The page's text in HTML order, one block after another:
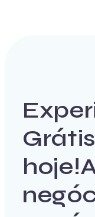
hoje!